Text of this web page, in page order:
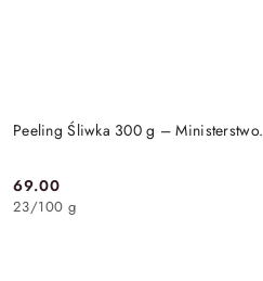
Peeling Śliwka 300 g – Ministerstwo.
Cena:
69.00
23/100 g